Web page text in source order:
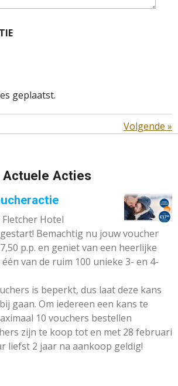
geplaatst.
Volgende »
Actuele Acties
Hotel
Bemachtig nu jouw voucher
p.p. en geniet van een heerlijke
van de ruim 100 unieke 3- en 4-
is beperkt, dus laat deze kans
gaan. Om iedereen een kans te
10 vouchers bestellen
zijn te koop tot en met 28 februari
liefst 2 jaar na aankoop geldig!